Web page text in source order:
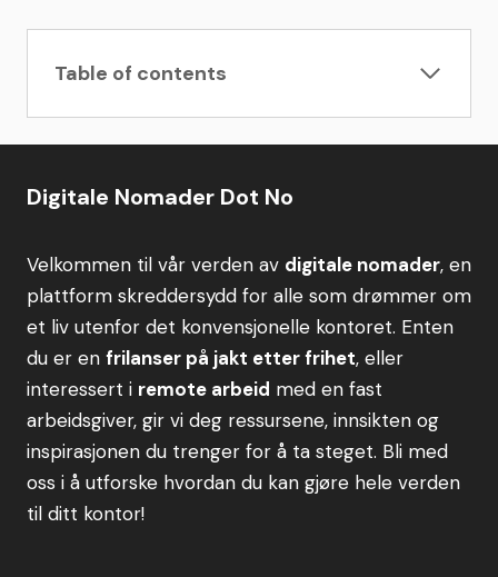
Table of contents
Krakows befolkning og folkeliv
Muligheter for digitale nomader i Krakow
Arbeidsmuligheter og tilgang til internett i
Krakow
Populære nabolag for digitale nomader
Prisnivå i Krakow for digitale nomader
Offentlig transport i Krakow
Oppsummering
Digitale Nomader Dot No
Velkommen til vår verden av digitale nomader, en
plattform skreddersydd for alle som drømmer om
et liv utenfor det konvensjonelle kontoret. Enten
du er en frilanser på jakt etter frihet, eller
interessert i remote arbeid med en fast
arbeidsgiver, gir vi deg ressursene, innsikten og
inspirasjonen du trenger for å ta steget. Bli med
oss i å utforske hvordan du kan gjøre hele verden
til ditt kontor!